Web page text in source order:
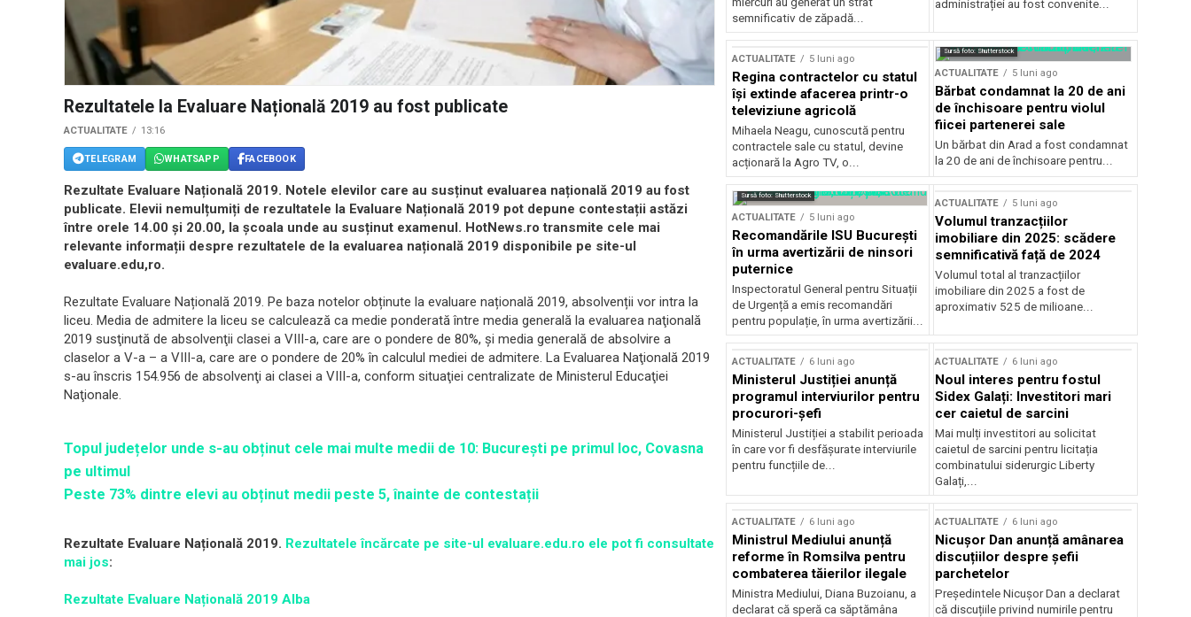
Rezultatele la Evaluare Națională 2019 au fost publicate
ACTUALITATE 13:16
TELEGRAM WHATSAPP FACEBOOK
Rezultate Evaluare Națională 2019. Notele elevilor care au susținut evaluarea națională 2019 au fost
publicate. Elevii nemulțumiți de rezultatele la Evaluare Națională 2019 pot depune contestații astăzi
între orele 14.00 și 20.00, la școala unde au susținut examenul. HotNews.ro transmite cele mai
relevante informații despre rezultatele de la evaluarea națională 2019 disponibile pe site-ul
evaluare.edu,ro.
Rezultate Evaluare Națională 2019. Pe baza notelor obținute la evaluare națională 2019, absolvenții vor intra la
liceu. Media de admitere la liceu se calculează ca medie ponderată între media generală la evaluarea naţională
2019 susţinută de absolvenţii clasei a VIII-a, care are o pondere de 80%, şi media generală de absolvire a
claselor a V-a – a VIII-a, care are o pondere de 20% în calculul mediei de admitere. La Evaluarea Naţională 2019
s-au înscris 154.956 de absolvenţi ai clasei a VIII-a, conform situaţiei centralizate de Ministerul Educaţiei
Naţionale.
Topul județelor unde s-au obținut cele mai multe medii de 10: București pe primul loc, Covasna
pe ultimul
Peste 73% dintre elevi au obținut medii peste 5, înainte de contestații
Rezultate Evaluare Națională 2019. Rezultatele încărcate pe site-ul evaluare.edu.ro ele pot fi consultate
mai jos:
Rezultate Evaluare Națională 2019 Alba
semnificativ de zăpadă...
administrației au fost convenite...
ACTUALITATE 5 luni ago
Regina contractelor cu statul
își extinde afacerea printr-o
televiziune agricolă
Mihaela Neagu, cunoscută pentru
contractele sale cu statul, devine
acționară la Agro TV, o...
Sursă foto: Shutterstock
ACTUALITATE 5 luni ago
Bărbat condamnat la 20 de ani
de închisoare pentru violul
fiicei partenerei sale
Un bărbat din Arad a fost condamnat
la 20 de ani de închisoare pentru...
Sursă foto: Shutterstock
ACTUALITATE 5 luni ago
Recomandările ISU București
în urma avertizării de ninsori
puternice
Inspectoratul General pentru Situații
de Urgență a emis recomandări
pentru populație, în urma avertizării...
ACTUALITATE 5 luni ago
Volumul tranzacțiilor
imobiliare din 2025: scădere
semnificativă față de 2024
Volumul total al tranzacțiilor
imobiliare din 2025 a fost de
aproximativ 525 de milioane...
ACTUALITATE 6 luni ago
Ministerul Justiției anunță
programul interviurilor pentru
procurori-șefi
Ministerul Justiției a stabilit perioada
în care vor fi desfășurate interviurile
pentru funcțiile de...
ACTUALITATE 6 luni ago
Noul interes pentru fostul
Sidex Galați: Investitori mari
cer caietul de sarcini
Mai mulți investitori au solicitat
caietul de sarcini pentru licitația
combinatului siderurgic Liberty
Galați,...
ACTUALITATE 6 luni ago
Ministrul Mediului anunță
reforme în Romsilva pentru
combaterea tăierilor ilegale
Ministra Mediului, Diana Buzoianu, a
declarat că speră ca săptămâna
ACTUALITATE 6 luni ago
Nicușor Dan anunță amânarea
discuțiilor despre șefii
parchetelor
Președintele Nicușor Dan a declarat
că discuțiile privind numirile pentru